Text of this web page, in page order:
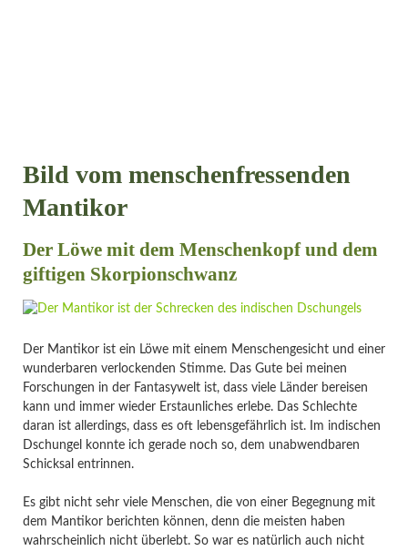
Bild vom menschenfressenden
Mantikor
Der Löwe mit dem Menschenkopf und dem
giftigen Skorpionschwanz
Der Mantikor ist ein Löwe mit einem Menschengesicht und einer
wunderbaren verlockenden Stimme. Das Gute bei meinen
Forschungen in der Fantasywelt ist, dass viele Länder bereisen
kann und immer wieder Erstaunliches erlebe. Das Schlechte
daran ist allerdings, dass es oft lebensgefährlich ist. Im indischen
Dschungel konnte ich gerade noch so, dem unabwendbaren
Schicksal entrinnen.
Es gibt nicht sehr viele Menschen, die von einer Begegnung mit
dem Mantikor berichten können, denn die meisten haben
wahrscheinlich nicht überlebt. So war es natürlich auch nicht